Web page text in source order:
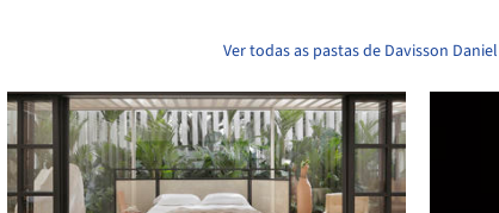
Ver todas as pastas de Davisson